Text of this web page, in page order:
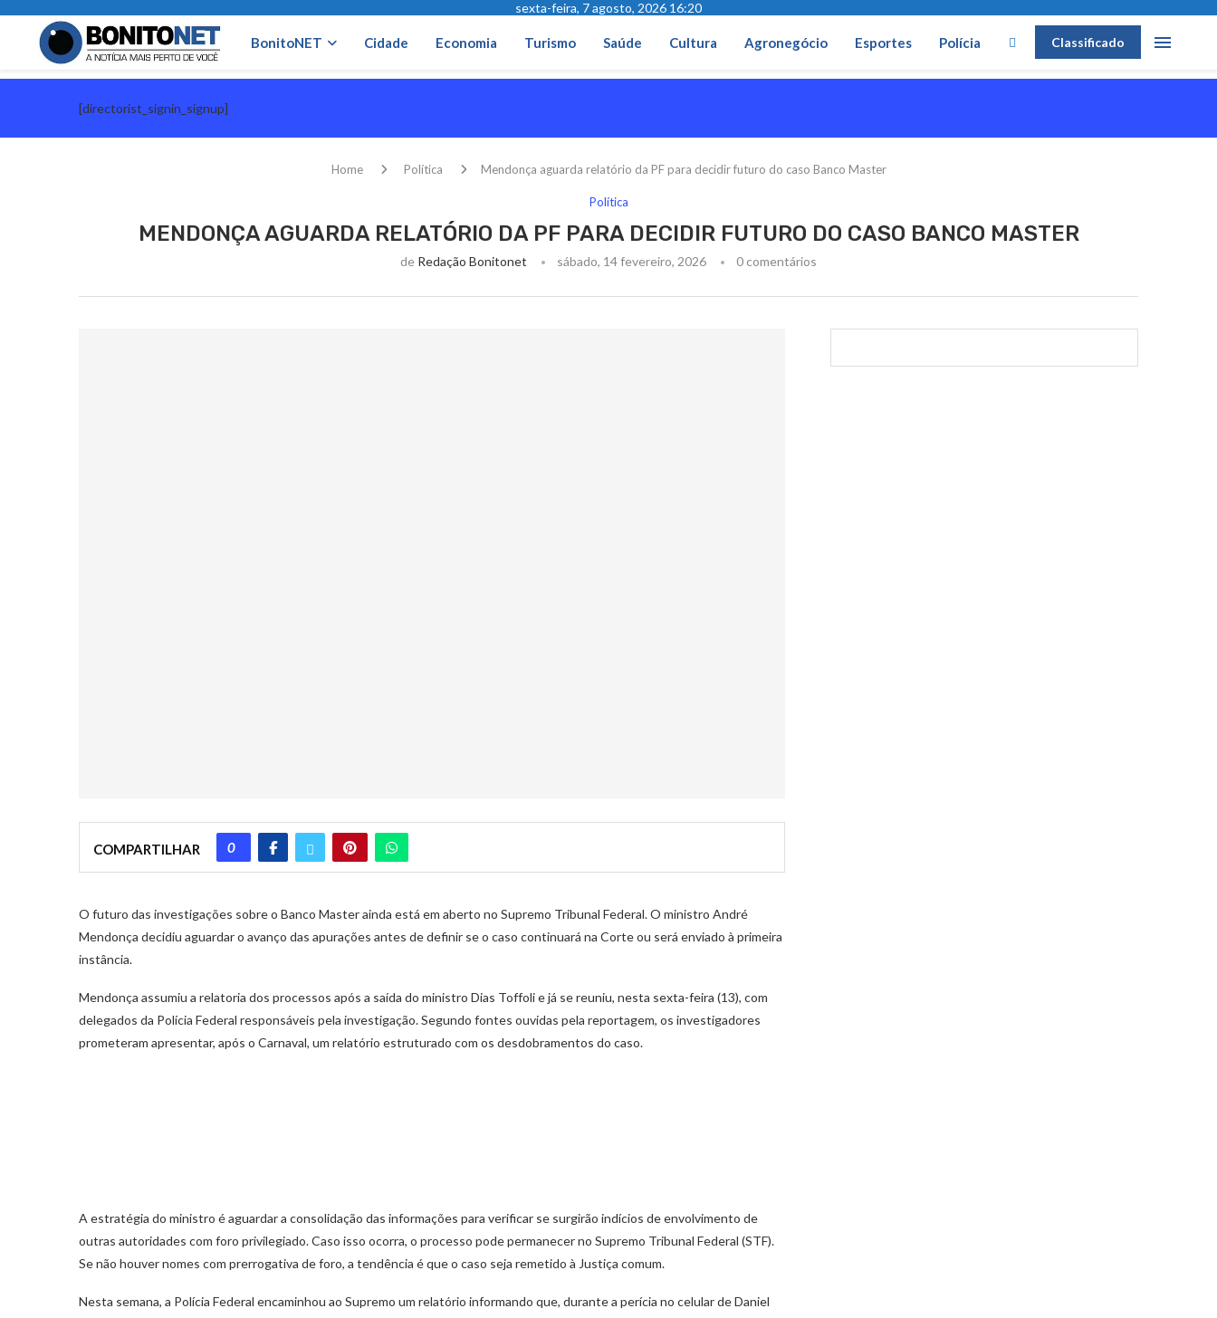
sexta-feira, 7 agosto, 2026 16:20
BonitoNET Cidade Economia Turismo Saúde Cultura Agronegócio Esportes Polícia Classificado
[directorist_signin_signup]
Home Política Mendonça aguarda relatório da PF para decidir futuro do caso Banco Master
Política
MENDONÇA AGUARDA RELATÓRIO DA PF PARA DECIDIR FUTURO DO CASO BANCO MASTER
de Redação Bonitonet sábado, 14 fevereiro, 2026 0 comentários
COMPARTILHAR 0
O futuro das investigações sobre o Banco Master ainda está em aberto no Supremo Tribunal Federal. O ministro André
Mendonça decidiu aguardar o avanço das apurações antes de definir se o caso continuará na Corte ou será enviado à primeira
instância.
Mendonça assumiu a relatoria dos processos após a saída do ministro Dias Toffoli e já se reuniu, nesta sexta-feira (13), com
delegados da Polícia Federal responsáveis pela investigação. Segundo fontes ouvidas pela reportagem, os investigadores
prometeram apresentar, após o Carnaval, um relatório estruturado com os desdobramentos do caso.
A estratégia do ministro é aguardar a consolidação das informações para verificar se surgirão indícios de envolvimento de
outras autoridades com foro privilegiado. Caso isso ocorra, o processo pode permanecer no Supremo Tribunal Federal (STF).
Se não houver nomes com prerrogativa de foro, a tendência é que o caso seja remetido à Justiça comum.
Nesta semana, a Polícia Federal encaminhou ao Supremo um relatório informando que, durante a perícia no celular de Daniel